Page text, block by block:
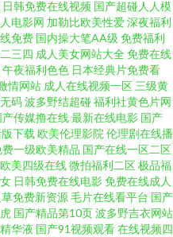
蜜桃 超碰人人在线97 中日韩电视剧
费wwwxxx 国产精品欧美中文 99青
第一页 天天干天天艹 欧美久爱精品
蕉伊青草9 91玖玖com 熟妇人妻一
久久日日午夜 福利短片 91轮奸 韩
成人网天堂网在线视频 91看自拍
日韩免费在线视频 国产超碰人人模
电影网 加勒比欧美性爱深夜福利
免费 国内操大笔AA级 免费福利
三四 成人美女网站大全免费在线
午夜福利色色 日本经典片免费看
情网站 成人在线视频一区 三级黄
码波多野结超碰福利社黄色片网
产传媒撸在线最新在线电影 国产
下载 欧美伦理影院 伦理剧在线播
费一级欧美精品 国产在线一区二区
欧美四级在线微拍福利二区极品福
日韩免费在线电影免费在线成人
草免费新资源毛片在线看平台 国产
国产精品第10页波多野吉衣网站
华液 国产91视频观看在线视频四